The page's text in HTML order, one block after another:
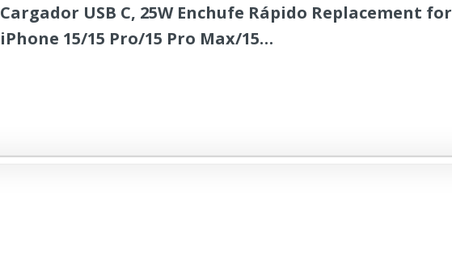
Cargador USB C, 25W Enchufe Rápido Replacement for
iPhone 15/15 Pro/15 Pro Max/15